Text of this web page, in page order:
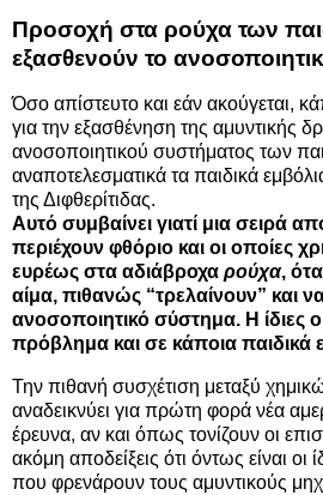
Προσοχή στα ρούχα των
εξασθενούν το
Όσο απίστευτο και εάν ακούγεται,
για την εξασθένηση της αμυντικής
ανοσοποιητικού συστήματος των
αναποτελεσματικά τα παιδικά
της Διφθερίτιδας.
Αυτό συμβαίνει γιατί μια σειρά
περιέχουν φθόριο και οι οποίες
ευρέως στα αδιάβροχα ρούχα,
αίμα, πιθανώς “τρελαίνουν” και
ανοσοποιητικό σύστημα. Η ίδιες
πρόβλημα και σε κάποια παιδικά
Την πιθανή συσχέτιση μεταξύ
αναδεικνύει για πρώτη φορά νέα
έρευνα, αν και όπως τονίζουν οι
ακόμη αποδείξεις ότι όντως είναι οι
που φρενάρουν τους αμυντικούς